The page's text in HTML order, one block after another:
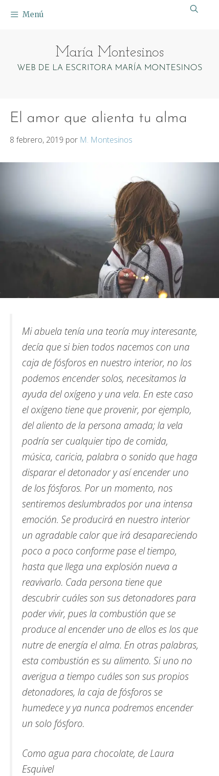
Menú
María Montesinos
WEB DE LA ESCRITORA MARÍA MONTESINOS
El amor que alienta tu alma
8 febrero, 2019 por M. Montesinos
Mi abuela tenía una teoría muy interesante,
decía que si bien todos nacemos con una
caja de fósforos en nuestro interior, no los
podemos encender solos, necesitamos la
ayuda del oxígeno y una vela. En este caso
el oxígeno tiene que provenir, por ejemplo,
del aliento de la persona amada; la vela
podría ser cualquier tipo de comida,
música, caricia, palabra o sonido que haga
disparar el detonador y así encender uno
de los fósforos. Por un momento, nos
sentiremos deslumbrados por una intensa
emoción. Se producirá en nuestro interior
un agradable calor que irá desapareciendo
poco a poco conforme pase el tiempo,
hasta que llega una explosión nueva a
reavivarlo. Cada persona tiene que
descubrir cuáles son sus detonadores para
poder vivir, pues la combustión que se
produce al encender uno de ellos es los que
nutre de energía el alma. En otras palabras,
esta combustión es su alimento. Si uno no
averigua a tiempo cuáles son sus propios
detonadores, la caja de fósforos se
humedece y ya nunca podremos encender
un solo fósforo.
Como agua para chocolate, de Laura
Esquivel